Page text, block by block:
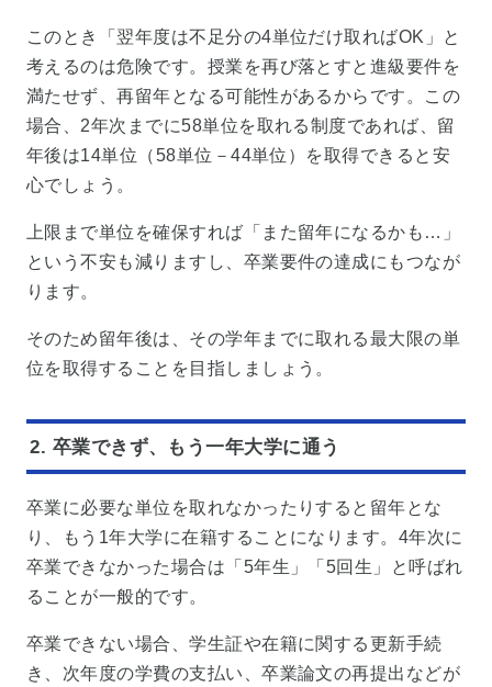
このとき「翌年度は不足分の4単位だけ取ればOK」と
考えるのは危険です。授業を再び落とすと進級要件を
満たせず、再留年となる可能性があるからです。この
場合、2年次までに58単位を取れる制度であれば、留
年後は14単位（58単位－44単位）を取得できると安
心でしょう。
上限まで単位を確保すれば「また留年になるかも…」
という不安も減りますし、卒業要件の達成にもつなが
ります。
そのため留年後は、その学年までに取れる最大限の単
位を取得することを目指しましょう。
2. 卒業できず、もう一年大学に通う
卒業に必要な単位を取れなかったりすると留年とな
り、もう1年大学に在籍することになります。4年次に
卒業できなかった場合は「5年生」「5回生」と呼ばれ
ることが一般的です。
卒業できない場合、学生証や在籍に関する更新手続
き、次年度の学費の支払い、卒業論文の再提出などが